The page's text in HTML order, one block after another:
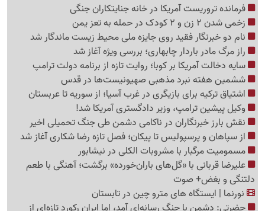
فرمانده تروریست آمریکا در خانه جنایتکاران جنگی
زخمی شدن 2 زن و 2 کودک در حمله به تعز یمن
نام دو خبرنگار فقید روی جایزه ملی محیط زیست ماندگار شد
راز مرگ مادر باردار چابهاری؛ بررسی ویژه آغاز شد
سایه دخالت آمریکا بر کوبا؛ روایت تازه از برنامه دولت ترامپ
ششمین هفته نبرد مذهبی صهیونیست‌ها در قدس
اشتیاق ترکیه برای بازیگری در غرب آسیا؛ از سوریه تا عربستان
وکیل پیشین ترامپ، وزیر دادگستری آمریکا شد!
نقش بارز خبرنگاران در ناکامی دشمن طی جنگ تحمیلی اخیر
از سپاهان و پرسپولیس تا پیکان؛ فصل تازه رضا شکاری آغاز شد
مسمومیت مرگبار با مشروبات الکلی در نیشابور
علیرضا قربانی با «گل‌های باران‌خورده» برگشت؛ آهنگی با طعم
دلتنگی و بغض+ صوت
نورنما | ایستگاه های مترو چین در تابستان
حضرتی: دشمن با جنگ رسانه‌ای آمد، اما ایران رکورد تازه‌ای از